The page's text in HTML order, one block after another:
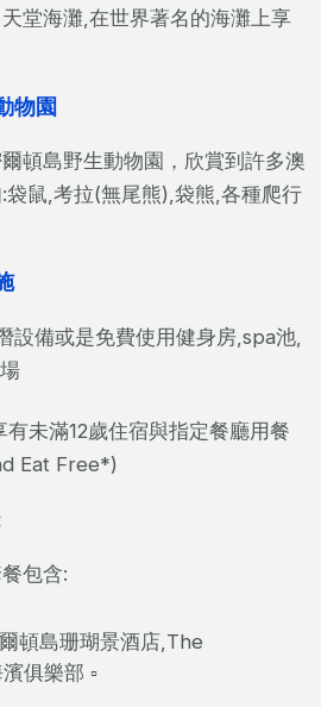
堂海灘,在世界著名的海灘上享
物園
頓島野生動物園，欣賞到許多澳
袋鼠,考拉(無尾熊),袋熊,各種爬行
設備或是免費使用健身房,spa池,
未滿12歲住宿與指定餐廳用餐
Eat Free*)
包含:
頓島珊瑚景酒店,The
俱樂部 ▫